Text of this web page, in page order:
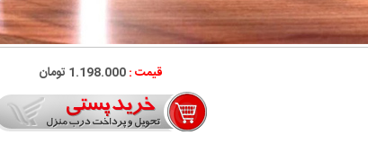
قیمت :1.198.000 تومان